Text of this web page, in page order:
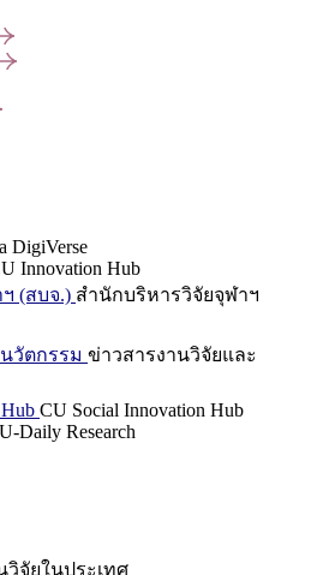
DigiVerse
Innovation Hub
(สบจ.) สำนักบริหารวิจัยจุฬาฯ
วัตกรรม ข่าวสารงานวิจัยและ
CU Social Innovation Hub
Daily Research
วิจัยในประเทศ